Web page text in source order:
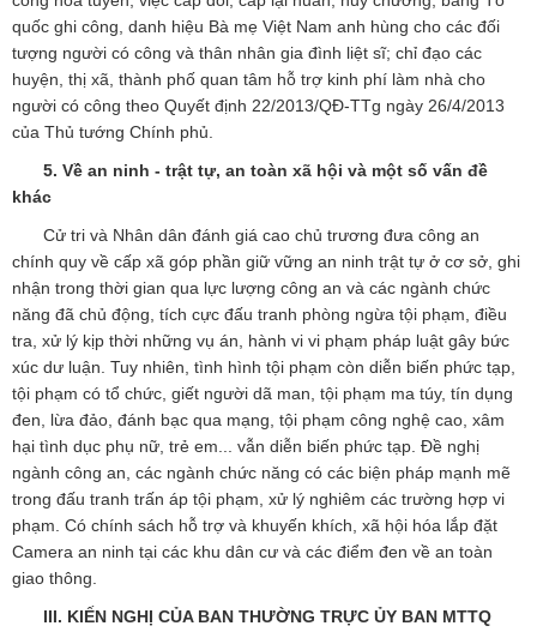
quốc ghi công, danh hiệu Bà mẹ Việt Nam anh hùng cho các đối
tượng người có công và thân nhân gia đình liệt sĩ; chỉ đạo các
huyện, thị xã, thành phố quan tâm hỗ trợ kinh phí làm nhà cho
người có công theo Quyết định 22/2013/QĐ-TTg ngày 26/4/2013
của Thủ tướng Chính phủ.
5. Về an ninh - trật tự, an toàn xã hội và một số vấn đề
khác
Cử tri và Nhân dân đánh giá cao chủ trương đưa công an
chính quy về cấp xã góp phần giữ vững an ninh trật tự ở cơ sở, ghi
nhận trong thời gian qua lực lượng công an và các ngành chức
năng đã chủ động, tích cực đấu tranh phòng ngừa tội phạm, điều
tra, xử lý kịp thời những vụ án, hành vi vi phạm pháp luật gây bức
xúc dư luận. Tuy nhiên, tình hình tội phạm còn diễn biến phức tạp,
tội phạm có tổ chức, giết người dã man, tội phạm ma túy, tín dụng
đen, lừa đảo, đánh bạc qua mạng, tội phạm công nghệ cao, xâm
hại tình dục phụ nữ, trẻ em... vẫn diễn biến phức tạp. Đề nghị
ngành công an, các ngành chức năng có các biện pháp mạnh mẽ
trong đấu tranh trấn áp tội phạm, xử lý nghiêm các trường hợp vi
phạm. Có chính sách hỗ trợ và khuyến khích, xã hội hóa lắp đặt
Camera an ninh tại các khu dân cư và các điểm đen về an toàn
giao thông.
III. KIẾN NGHỊ CỦA BAN THƯỜNG TRỰC ỦY BAN MTTQ